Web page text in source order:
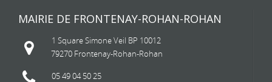
MAIRIE DE FRONTENAY-ROHAN-ROHAN
1 Square Simone Veil BP 10012
79270 Frontenay-Rohan-Rohan
05 49 04 50 25